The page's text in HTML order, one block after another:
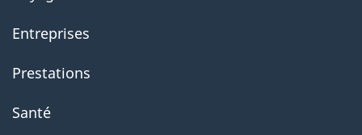
Entreprises
Prestations
Santé